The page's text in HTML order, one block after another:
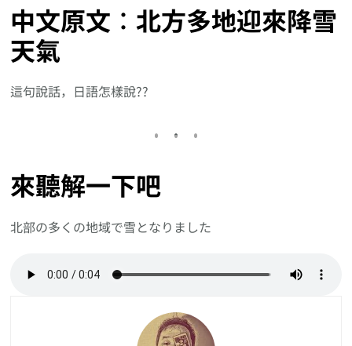
中文原文︰北方多地迎來降雪
天氣
這句說話，日語怎樣說??
來聽解一下吧
北部の多くの地域で雪となりました